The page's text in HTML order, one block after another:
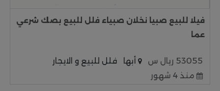
فيلا للبيع صبيا نخلان صبياء فلل للبيع بصك شرعي
عما
53055 ريال س أبها
فلل للبيع و الايجار
منذ 4 شهور